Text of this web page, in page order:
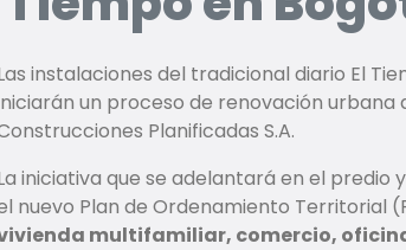
instalaciones del tradicional diario El
un proceso de renovación
Planificadas S.A.
iniciativa que se adelantará en el predio
nuevo Plan de Ordenamiento Territorial
multifamiliar, comercio,